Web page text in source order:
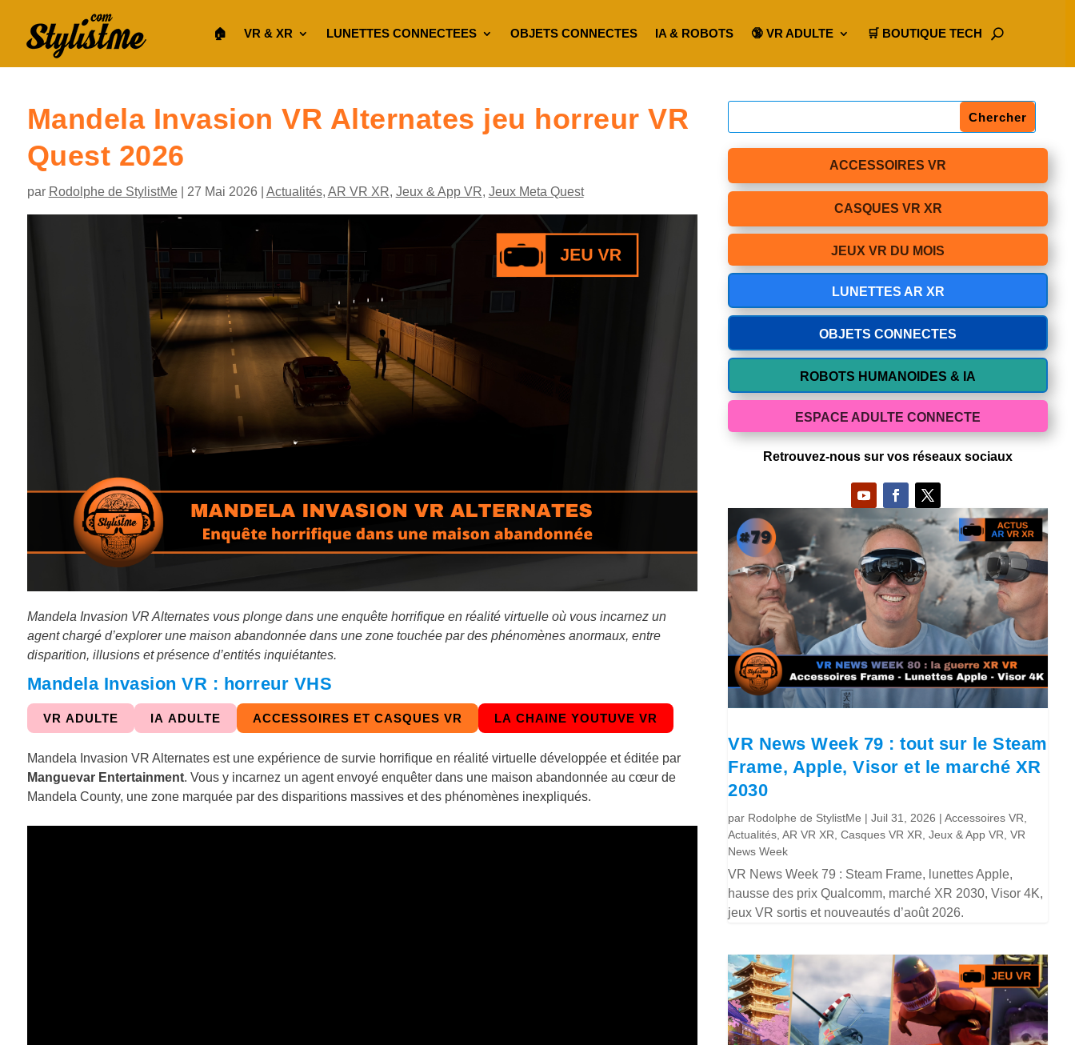
🏠︎ VR & XR LUNETTES CONNECTEES OBJETS CONNECTES IA & ROBOTS 🔞 VR ADULTE 🛒 BOUTIQUE TECH
Mandela Invasion VR Alternates jeu horreur VR
Quest 2026
par Rodolphe de StylistMe| 27 Mai 2026 Actualités, AR VR XR, Jeux & App VR, Jeux Meta Quest
Mandela Invasion VR Alternates vous plonge dans une enquête horrifique en réalité virtuelle où vous incarnez un
agent chargé d’explorer une maison abandonnée dans une zone touchée par des phénomènes anormaux, entre
disparition, illusions et présence d’entités inquiétantes.
Mandela Invasion VR : horreur VHS
VR ADULTE IA ADULTE ACCESSOIRES ET CASQUES VR LA CHAINE YOUTUVE VR
Mandela Invasion VR Alternates est une expérience de survie horrifique en réalité virtuelle développée et éditée par
Manguevar Entertainment. Vous y incarnez un agent envoyé enquêter dans une maison abandonnée au cœur de
Mandela County, une zone marquée par des disparitions massives et des phénomènes inexpliqués.
ACCESSOIRES VR
CASQUES VR XR
JEUX VR DU MOIS
LUNETTES AR XR
OBJETS CONNECTES
ROBOTS HUMANOIDES & IA
ESPACE ADULTE CONNECTE
Retrouvez-nous sur vos réseaux sociaux
VR News Week 79 : tout sur le Steam
Frame, Apple, Visor et le marché XR
2030
par Rodolphe de StylistMe |Juil 31, 2026 |Accessoires VR
Actualités ,AR VR XR ,Casques VR XR ,Jeux & App VR ,VR
News Week
VR News Week 79 : Steam Frame, lunettes Apple,
hausse des prix Qualcomm, marché XR 2030, Visor 4K,
jeux VR sortis et nouveautés d’août 2026.